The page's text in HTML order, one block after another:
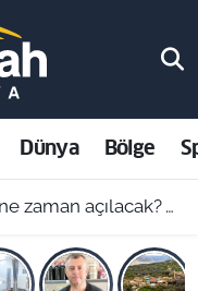
Dünya Bölge
Vali Yavuz açıkladı